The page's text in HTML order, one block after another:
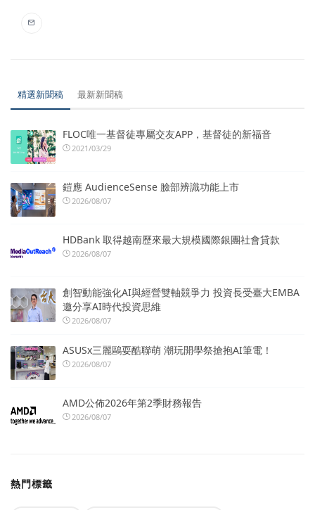
精選新聞稿 最新新聞稿
FLOC唯一基督徒專屬交友APP，基督徒的新福音
2021/03/29
鎧應 AudienceSense 臉部辨識功能上市
2026/08/07
HDBank 取得越南歷來最大規模國際銀團社會貸款
2026/08/07
創智動能強化AI與經營雙軸競爭力 投資長受臺大EMBA
邀分享AI時代投資思維
2026/08/07
ASUSx三麗鷗耍酷聯萌 潮玩開學祭搶抱AI筆電！
2026/08/07
AMD公佈2026年第2季財務報告
2026/08/07
熱門標籤